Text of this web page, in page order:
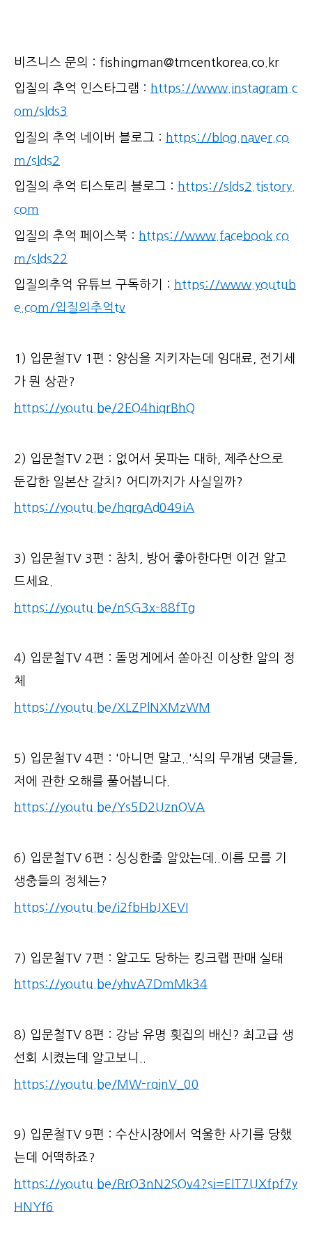
비즈니스 문의 : fishingman@tmcentkorea.co.kr
입질의 추억 인스타그램 : https://www.instagram.c
om/slds3
입질의 추억 네이버 블로그 : https://blog.naver.co
m/slds2
입질의 추억 티스토리 블로그 : https://slds2.tistory.
com
입질의 추억 페이스북 : https://www.facebook.co
m/slds22
입질의추억 유튜브 구독하기 : https://www.youtub
e.com/입질의추억tv
1) 입문철TV 1편 : 양심을 지키자는데 임대료, 전기세
가 뭔 상관?
https://youtu.be/2EO4hiqrBhQ
2) 입문철TV 2편 : 없어서 못파는 대하, 제주산으로
둔갑한 일본산 갈치? 어디까지가 사실일까?
https://youtu.be/hqrgAd049iA
3) 입문철TV 3편 : 참치, 방어 좋아한다면 이건 알고
드세요.
https://youtu.be/nSG3x-88fTg
4) 입문철TV 4편 : 돌멍게에서 쏟아진 이상한 알의 정
체
https://youtu.be/XLZPlNXMzWM
5) 입문철TV 4편 : '아니면 말고..'식의 무개념 댓글들,
저에 관한 오해를 풀어봅니다.
https://youtu.be/Ys5D2UznOVA
6) 입문철TV 6편 : 싱싱한줄 알았는데..이름 모를 기
생충들의 정체는?
https://youtu.be/i2fbHbJXEVI
7) 입문철TV 7편 : 알고도 당하는 킹크랩 판매 실태
https://youtu.be/yhvA7DmMk34
8) 입문철TV 8편 : 강남 유명 횟집의 배신? 최고급 생
선회 시켰는데 알고보니..
https://youtu.be/MW-rqjnV_00
9) 입문철TV 9편 : 수산시장에서 억울한 사기를 당했
는데 어떡하죠?
https://youtu.be/RrO3nN2SOv4?si=ElT7UXfpf7y
HNYf6